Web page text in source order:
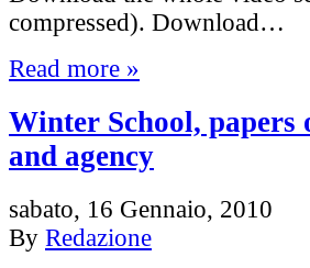
compressed). Download…
Read more »
Winter School, papers
and agency
sabato, 16 Gennaio, 2010
By Redazione